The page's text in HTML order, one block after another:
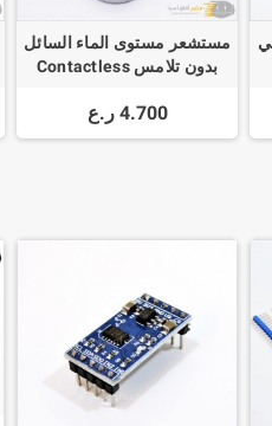
مستشعر مستوى الماء السائل
بدون تلامس Contactless
4.700 ر.ع